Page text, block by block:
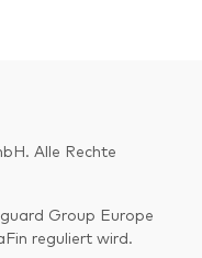
Alle Rechte
Group Europe
reguliert wird.